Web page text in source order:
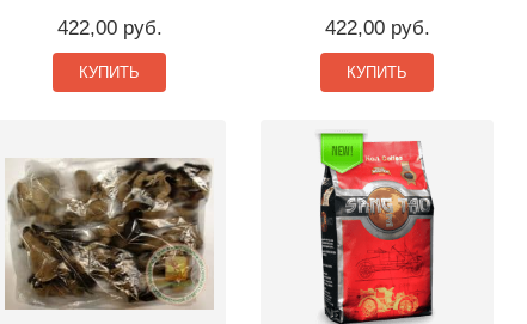
422,00 руб.
КУПИТЬ
422,00 руб.
КУПИТЬ